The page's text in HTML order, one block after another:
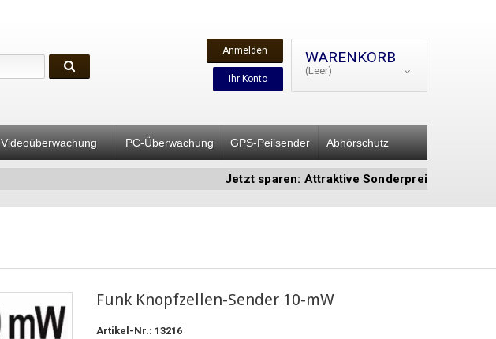
WARENKORB
(Leer)
Anmelden
Ihr Konto
Videoüberwachung PC-Überwachung GPS-Peilsender Abhörschutz
Jetzt sparen: Attraktive Sonderpreise auf
Funk Knopfzellen-Sender 10-mW
Artikel-Nr.: 13216